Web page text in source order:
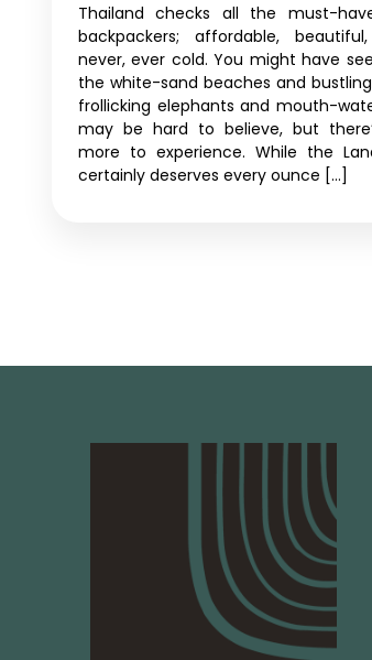
Thailand checks all the must-
backpackers; affordable,
never, ever cold. You might have
the white-sand beaches and
frollicking elephants and mouth-
may be hard to believe, but
more to experience. While the
certainly deserves every ounce […]